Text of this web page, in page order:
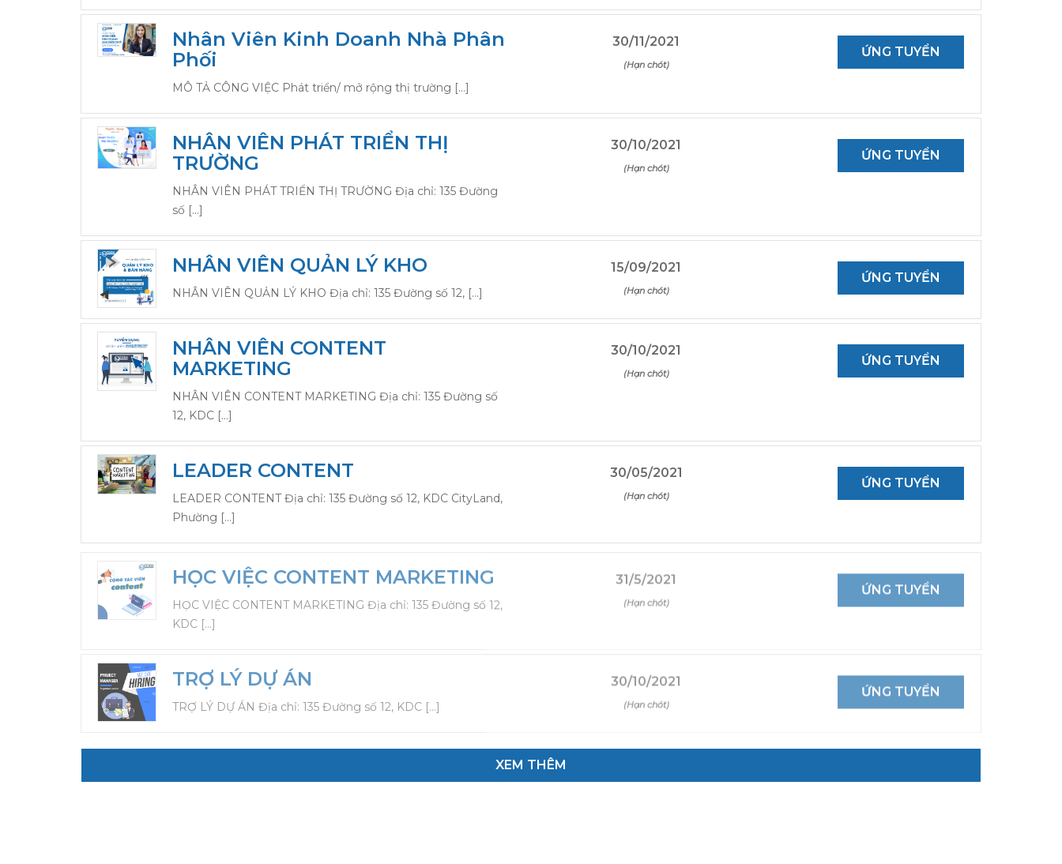
Nhân Viên Kinh Doanh Nhà Phân
Phối
MÔ TẢ CÔNG VIỆC Phát triển/ mở rộng thị trường […]
30/11/2021
(Hạn chót)
ỨNG TUYỂN
NHÂN VIÊN PHÁT TRIỂN THỊ
TRƯỜNG
NHÂN VIÊN PHÁT TRIỂN THỊ TRƯỜNG Địa chỉ: 135 Đường
số […]
30/10/2021
(Hạn chót)
ỨNG TUYỂN
NHÂN VIÊN QUẢN LÝ KHO
NHÂN VIÊN QUẢN LÝ KHO Địa chỉ: 135 Đường số 12, […]
15/09/2021
(Hạn chót)
ỨNG TUYỂN
NHÂN VIÊN CONTENT
MARKETING
NHÂN VIÊN CONTENT MARKETING Địa chỉ: 135 Đường số
12, KDC […]
30/10/2021
(Hạn chót)
ỨNG TUYỂN
LEADER CONTENT
LEADER CONTENT Địa chỉ: 135 Đường số 12, KDC CityLand,
Phường […]
30/05/2021
(Hạn chót)
ỨNG TUYỂN
HỌC VIỆC CONTENT MARKETING
HỌC VIỆC CONTENT MARKETING Địa chỉ: 135 Đường số 12,
KDC […]
31/5/2021
(Hạn chót)
ỨNG TUYỂN
TRỢ LÝ DỰ ÁN
TRỢ LÝ DỰ ÁN Địa chỉ: 135 Đường số 12, KDC […]
30/10/2021
(Hạn chót)
ỨNG TUYỂN
XEM THÊM